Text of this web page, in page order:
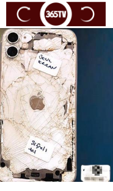
işin içinde’